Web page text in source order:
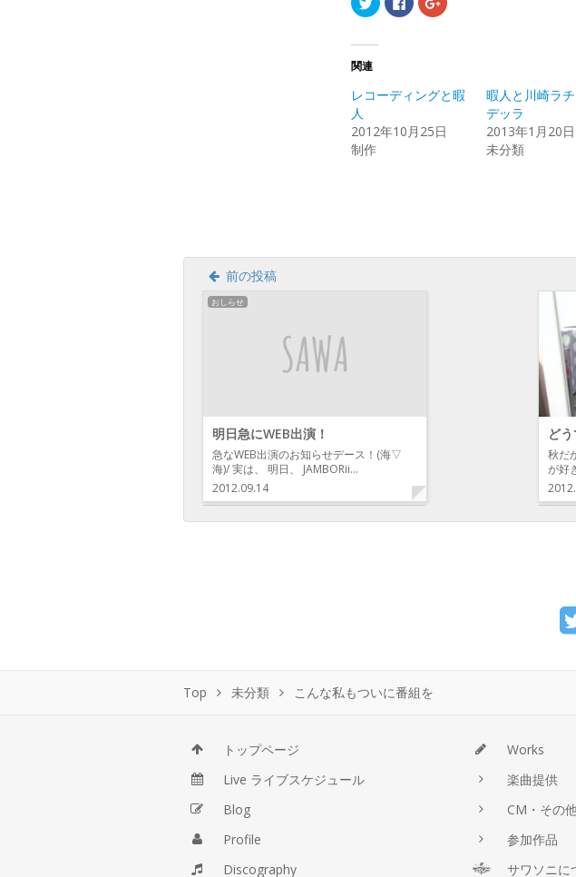
リ
し
有
い
ウ
ィ
で
リ
し
て
ド
リ
有
い
ウ
関連
レコーディングと暇
人
2012年10月25日
制作
暇人と川崎ラ
デッラ
2013年1月20日
未分類
前の投稿
おしらせ
明日急にWEB出演！
急なWEB出演のお知らせデース！(海▽
海)/ 実は、 明日、 JAMBORii…
2012.09.14
ど
秋だ
が好
Top 未分類 こんな私もついに番組を
トップページ
Live ライブスケジュール
Blog
Profile
Discography
Works
楽曲提供
CM・その
参加作品
サワソニに